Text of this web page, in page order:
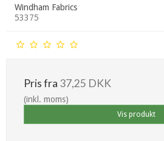
Windham Fabrics
53375
Pris fra 37,25 DKK
(inkl. moms)
Vis produkt